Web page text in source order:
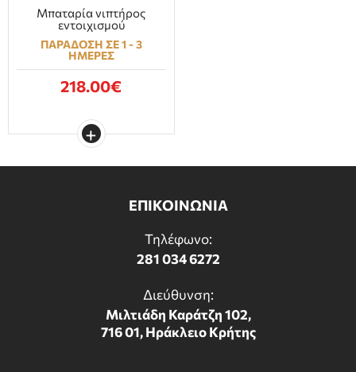
Μπαταρία νιπτήρος
εντοιχισμού
ΠΑΡΑΔΟΣΗ ΣΕ 1 - 3
ΗΜΕΡΕΣ
218.00€
ΕΠΙΚΟΙΝΩΝΙΑ
Τηλέφωνο:
281 034 6272
Διεύθυνση:
Μιλτιάδη Καράτζη 102,
716 01, Ηράκλειο Κρήτης